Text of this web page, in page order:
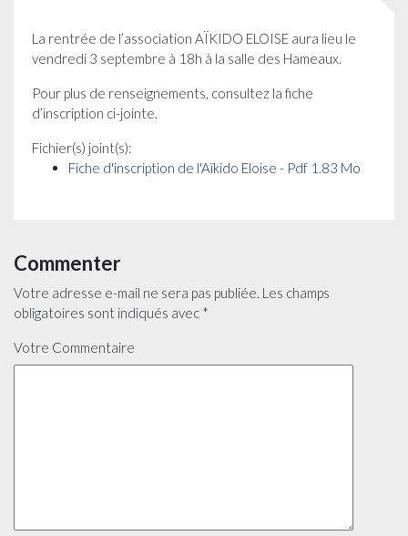
La rentrée de l’association AÏKIDO ELOISE aura lieu le
vendredi 3 septembre à 18h à la salle des Hameaux.
Pour plus de renseignements, consultez la fiche
d’inscription ci-jointe.
Fichier(s) joint(s):
Fiche d'inscription de l'Aïkido Eloise - Pdf 1.83 Mo
Commenter
Votre adresse e-mail ne sera pas publiée. Les champs
obligatoires sont indiqués avec *
Votre Commentaire